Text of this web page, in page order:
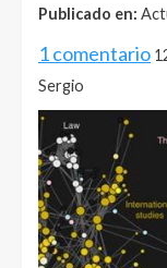
Publicado en:
1 comentario
Sergio